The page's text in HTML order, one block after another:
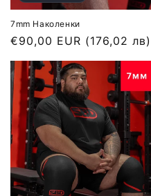
7mm Наколенки
Обичайна
цена
€90,00 EUR (176,02 лв)